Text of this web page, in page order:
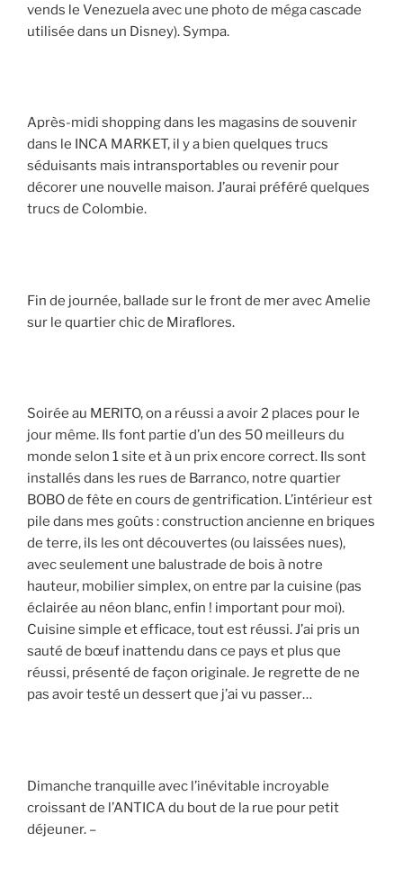
vends le Venezuela avec une photo de méga cascade
utilisée dans un Disney). Sympa.
Après-midi shopping dans les magasins de souvenir
dans le INCA MARKET, il y a bien quelques trucs
séduisants mais intransportables ou revenir pour
décorer une nouvelle maison. J’aurai préféré quelques
trucs de Colombie.
Fin de journée, ballade sur le front de mer avec Amelie
sur le quartier chic de Miraflores.
Soirée au MERITO, on a réussi a avoir 2 places pour le
jour même. Ils font partie d’un des 50 meilleurs du
monde selon 1 site et à un prix encore correct. Ils sont
installés dans les rues de Barranco, notre quartier
BOBO de fête en cours de gentrification. L’intérieur est
pile dans mes goûts : construction ancienne en briques
de terre, ils les ont découvertes (ou laissées nues),
avec seulement une balustrade de bois à notre
hauteur, mobilier simplex, on entre par la cuisine (pas
éclairée au néon blanc, enfin ! important pour moi).
Cuisine simple et efficace, tout est réussi. J’ai pris un
sauté de bœuf inattendu dans ce pays et plus que
réussi, présenté de façon originale. Je regrette de ne
pas avoir testé un dessert que j’ai vu passer…
Dimanche tranquille avec l’inévitable incroyable
croissant de l’ANTICA du bout de la rue pour petit
déjeuner. –